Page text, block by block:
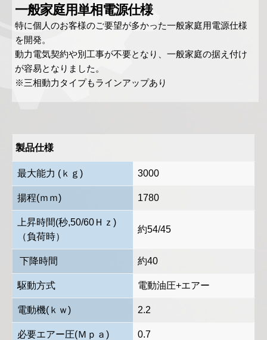
一般家庭用単相電源仕様
特に個人のお客様のご要望が多かった一般家庭用電源仕様
を開発。
動力電気契約や別工事が不要となり、一般家庭の据え付け
が容易となりました。
※三相動力タイプもラインアップあり
製品仕様
最大能力 (ｋｇ) 3000
揚程(ｍｍ) 1780
上昇時間(秒,50/60Ｈｚ)
（負荷時）
約54/45
下降時間 約40
駆動方式 電動油圧+エアー
電動機(ｋｗ) 2.2
必要エアー圧(Ｍｐａ) 0.7